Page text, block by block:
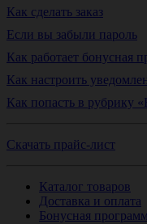
Как сделать заказ
Если вы забыли пароль
Как работает бонусная
Как настроить
Как попасть в
Скачать прайс-лист
Каталог товаров
Доставка и оплата
Бонусная